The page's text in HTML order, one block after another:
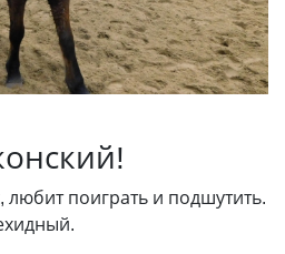
поиграть и подшутить.